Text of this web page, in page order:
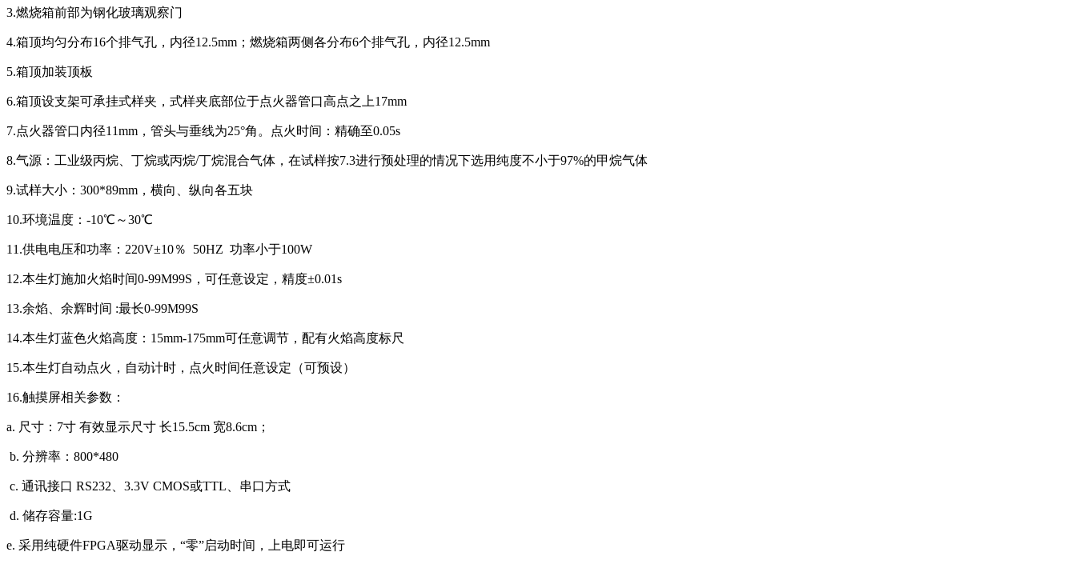
3.燃烧箱前部为钢化玻璃观察门
4.箱顶均匀分布16个排气孔，内径12.5mm；燃烧箱两侧各分布6个排气孔，内径12.5mm
5.箱顶加装顶板
6.箱顶设支架可承挂式样夹，式样夹底部位于点火器管口高点之上17mm
7.点火器管口内径11mm，管头与垂线为25°角。点火时间：精确至0.05s
8.气源：工业级丙烷、丁烷或丙烷/丁烷混合气体，在试样按7.3进行预处理的情况下选用纯度不小于97%的甲烷气体
9.试样大小：300*89mm，横向、纵向各五块
10.环境温度：-10℃～30℃
11.供电电压和功率：220V±10％ 50HZ 功率小于100W
12.本生灯施加火焰时间0-99M99S，可任意设定，精度±0.01s
13.余焰、余辉时间 :最长0-99M99S
14.本生灯蓝色火焰高度：15mm-175mm可任意调节，配有火焰高度标尺
15.本生灯自动点火，自动计时，点火时间任意设定（可预设）
16.触摸屏相关参数：
a. 尺寸：7寸 有效显示尺寸 长15.5cm 宽8.6cm；
b. 分辨率：800*480
c. 通讯接口 RS232、3.3V CMOS或TTL、串口方式
d. 储存容量:1G
e. 采用纯硬件FPGA驱动显示，“零”启动时间，上电即可运行